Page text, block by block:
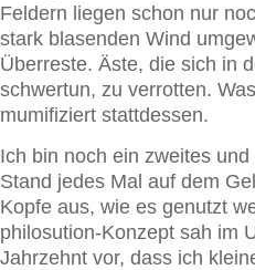
Feldern liegen schon nur
stark blasenden Wind
Überreste. Äste, die sich in
schwertun, zu verrotten.
mumifiziert stattdessen.
Ich bin noch ein zweites
Stand jedes Mal auf dem
Kopfe aus, wie es genutzt
philosution-Konzept sah im
Jahrzehnt vor, dass ich